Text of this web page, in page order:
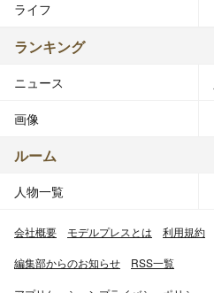
ライフ
ランキング
ニュース
画像
ルーム
人物一覧
会社概要 モデルプレスとは 利用規約
編集部からのお知らせ RSS一覧